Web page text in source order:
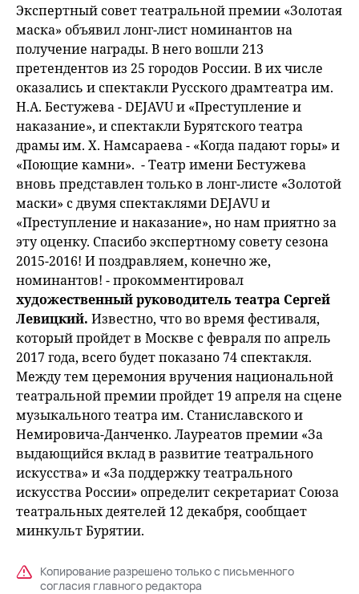
Экспертный совет театральной премии «Золотая
маска» объявил лонг-лист номинантов на
получение награды. В него вошли 213
претендентов из 25 городов России. В их числе
оказались и спектакли Русского драмтеатра им.
Н.А. Бестужева - DEJAVU и «Преступление и
наказание», и спектакли Бурятского театра
драмы им. Х. Намсараева - «Когда падают горы» и
«Поющие камни». - Театр имени Бестужева
вновь представлен только в лонг-листе «Золотой
маски» с двумя спектаклями DEJAVU и
«Преступление и наказание», но нам приятно за
эту оценку. Спасибо экспертному совету сезона
2015-2016! И поздравляем, конечно же,
номинантов! - прокомментировал
художественный руководитель театра Сергей
Левицкий. Известно, что во время фестиваля,
который пройдет в Москве с февраля по апрель
2017 года, всего будет показано 74 спектакля.
Между тем церемония вручения национальной
театральной премии пройдет 19 апреля на сцене
музыкального театра им. Станиславского и
Немировича-Данченко. Лауреатов премии «За
выдающийся вклад в развитие театрального
искусства» и «За поддержку театрального
искусства России» определит секретариат Союза
театральных деятелей 12 декабря, сообщает
минкульт Бурятии.
Копирование разрешено только с письменного
согласия главного редактора